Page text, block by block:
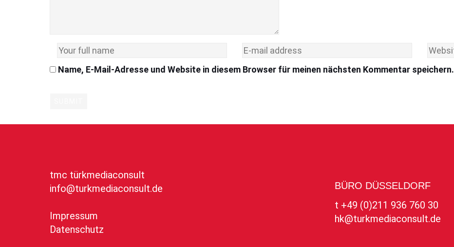
Name, E-Mail-Adresse und Website in diesem Browser für meinen nächsten Kommentar speichern.
tmc türkmediaconsult
info@turkmediaconsult.de
Impressum
Datenschutz
BÜRO DÜSSELDORF
t +49 (0)211 936 760 30
hk@turkmediaconsult.de